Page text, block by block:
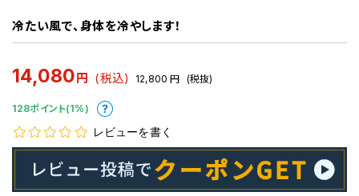
冷たい風で、身体を冷やします！
14,080 円 (税込) 12,800 円 (税抜)
128ポイント(1%)
レビューを書く